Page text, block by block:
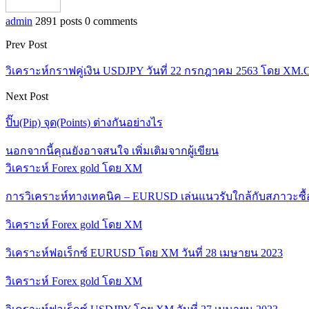
admin 2891 posts 0 comments
Prev Post
วิเคราะห์กราฟคู่เงิน USDJPY วันที่ 22 กรกฎาคม 2563 โดย
Next Post
ปิ๊บ(Pip) จุด(Points) ต่างกันอย่างไร
นอกจากนี้คุณยังอาจสนใจ เพิ่มเติมจากผู้เขียน
วิเคราะห์ Forex gold โดย XM
การวิเคราะห์ทางเทคนิค – EURUSD เล่นแนวรับใกล้กับสภาวะซื้
วิเคราะห์ Forex gold โดย XM
วิเคราะห์ฟอเร็กซ์ EURUSD โดย XM วันที่ 28 เมษายน 2023
วิเคราะห์ Forex gold โดย XM